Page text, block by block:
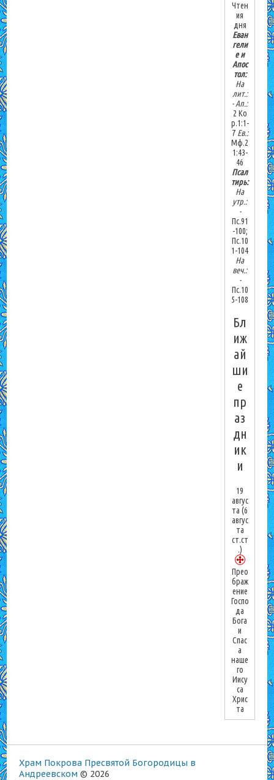
Чтен
ия
дня
Еван
гели
е и
Апос
тол:
На
лит.:
-Ап.:
2 Ко
р.1:1-
7Ев.:
Мф.2
1:43-
46
Псал
тирь:
На
утр.:
-
Пс.91
-100;
Пс.10
1-104
На
веч.:
-
Пс.10
5-108
Бл
иж
ай
ши
е
пр
аз
дн
ик
и
19
авгус
та(6
авгус
та
ст.ст
.)
Прео
браж
ение
Госпо
да
Бога
и
Спас
а
наше
го
Иису
са
Хрис
та
Храм Покрова Пресвятой Богородицы в
Андреевском © 2026